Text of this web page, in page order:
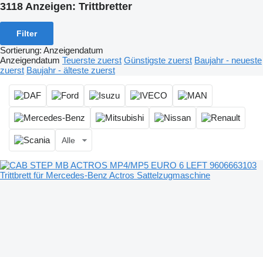
3118 Anzeigen: Trittbretter
Filter
Sortierung: Anzeigendatum
Anzeigendatum Teuerste zuerst Günstigste zuerst Baujahr - neueste
zuerst Baujahr - älteste zuerst
Alle